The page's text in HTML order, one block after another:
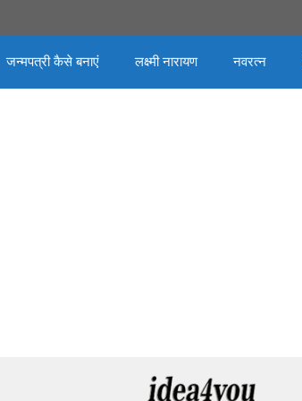
जन्मपत्री कैसे बनाएं लक्ष्मी नारायण नवरत्न